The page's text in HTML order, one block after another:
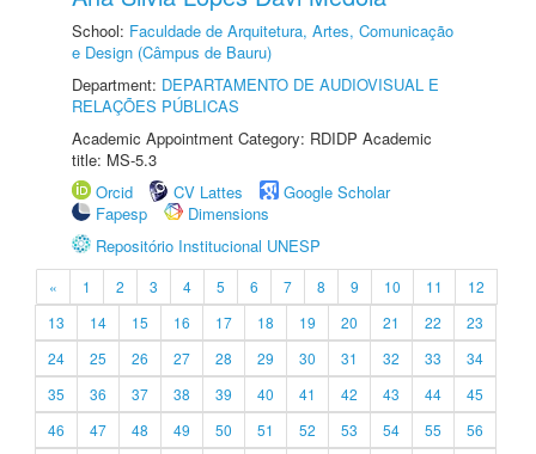
School: Faculdade de Arquitetura, Artes, Comunicação
e Design (Câmpus de Bauru)
Department: DEPARTAMENTO DE AUDIOVISUAL E
RELAÇÕES PÚBLICAS
Academic Appointment Category: RDIDP Academic
title: MS-5.3
Orcid
CV Lattes
Google Scholar
Fapesp
Dimensions
Repositório Institucional UNESP
« 1 2 3 4 5 6 7 8 9 10 11
12
13
14 15 16 17 18 19 20 21 22
23
24
25 26 27 28 29 30 31 32 33
34
35
36 37 38 39 40 41 42 43 44
45
46
47 48 49 50 51 52 53 54 55
56